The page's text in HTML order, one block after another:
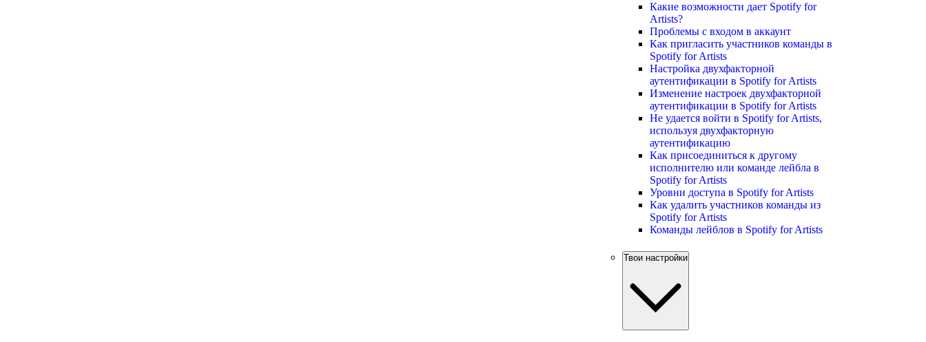
Какие возможности дает Spotify for
Artists?
Проблемы с входом в аккаунт
Как пригласить участников команды в
Spotify for Artists
Настройка двухфакторной
аутентификации в Spotify for Artists
Изменение настроек двухфакторной
аутентификации в Spotify for Artists
Не удается войти в Spotify for Artists,
используя двухфакторную
аутентификацию
Как присоединиться к другому
исполнителю или команде лейбла в
Spotify for Artists
Уровни доступа в Spotify for Artists
Как удалить участников команды из
Spotify for Artists
Команды лейблов в Spotify for Artists
Твои настройки